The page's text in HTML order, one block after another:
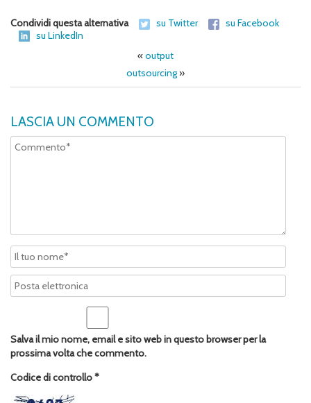
Condividi questa alternativa su Twitter
su Facebook
su LinkedIn
«output
outsourcing»
LASCIA UN COMMENTO
Salva il mio nome, email e sito web in questo browser per la
prossima volta che commento.
Codice di controllo*